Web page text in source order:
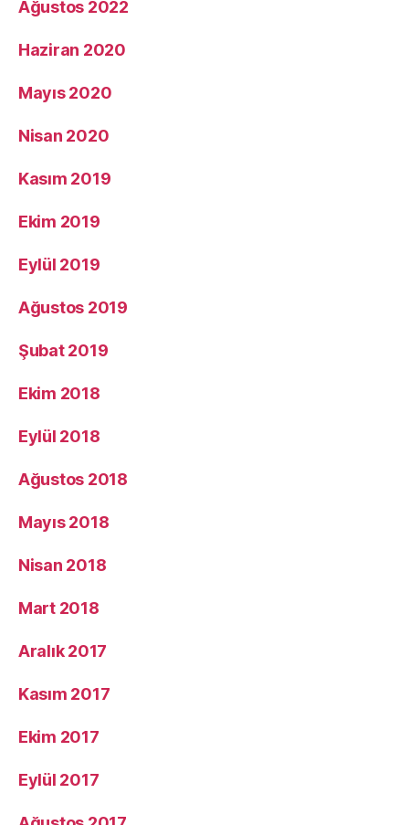
Ağustos 2022
Haziran 2020
Mayıs 2020
Nisan 2020
Kasım 2019
Ekim 2019
Eylül 2019
Ağustos 2019
Şubat 2019
Ekim 2018
Eylül 2018
Ağustos 2018
Mayıs 2018
Nisan 2018
Mart 2018
Aralık 2017
Kasım 2017
Ekim 2017
Eylül 2017